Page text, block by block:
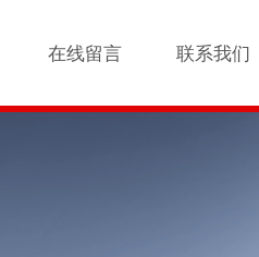
在线留言 联系我们